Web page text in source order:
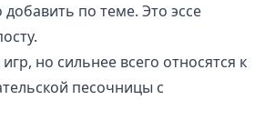
по теме. Это эссе
но сильнее всего относятся к
песочницы с